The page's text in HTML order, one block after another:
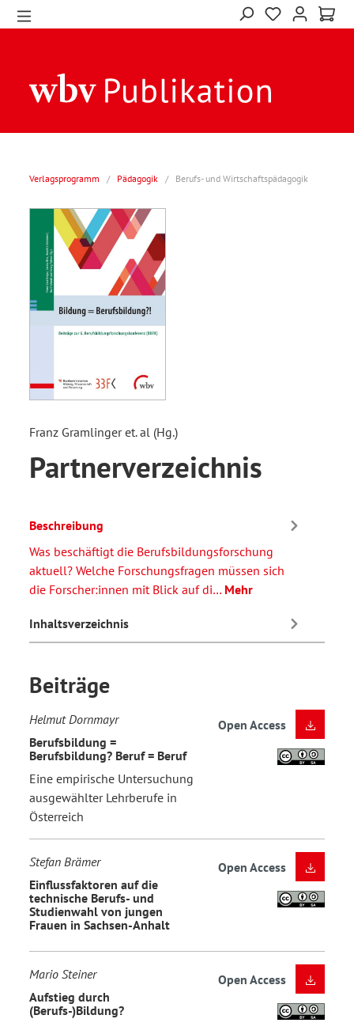
Verlagsprogramm / Pädagogik / Berufs- und Wirtschaftspädagogik
Franz Gramlinger et. al (Hg.)
Partnerverzeichnis
Beschreibung
Was beschäftigt die Berufsbildungsforschung
aktuell? Welche Forschungsfragen müssen sich
die Forscher:innen mit Blick auf di… Mehr
Inhaltsverzeichnis
Beiträge
Helmut Dornmayr
Berufsbildung =
Berufsbildung? Beruf = Beruf
Eine empirische Untersuchung
ausgewählter Lehrberufe in
Österreich
Open Access
Stefan Brämer
Einflussfaktoren auf die
technische Berufs- und
Studienwahl von jungen
Frauen in Sachsen-Anhalt
Open Access
Mario Steiner
Aufstieg durch
(Berufs-)Bildung?
Open Access